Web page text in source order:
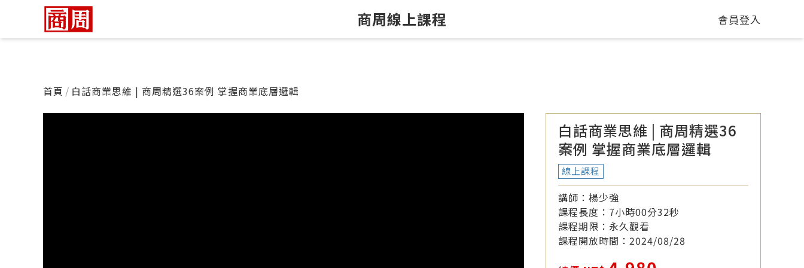
商周線上課程 會員登入
首頁 白話商業思維 | 商周精選36案例 掌握商業底層邏輯
白話商業思維 | 商周精選36
案例 掌握商業底層邏輯
線上課程
講師： 楊少強
課程長度： 7小時00分32秒
課程期限： 永久觀看
課程開放時間： 2024/08/28